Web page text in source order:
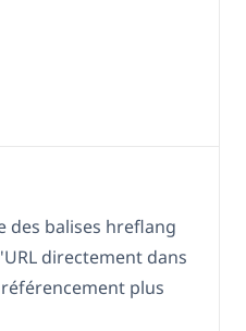
des balises hreflang
directement dans
plus